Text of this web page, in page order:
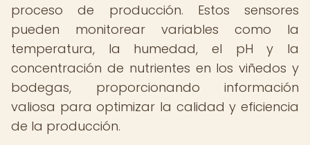
proceso de producción. Estos sensores
pueden monitorear variables como la
temperatura, la humedad, el pH y la
concentración de nutrientes en los viñedos y
bodegas, proporcionando información
valiosa para optimizar la calidad y eficiencia
de la producción.